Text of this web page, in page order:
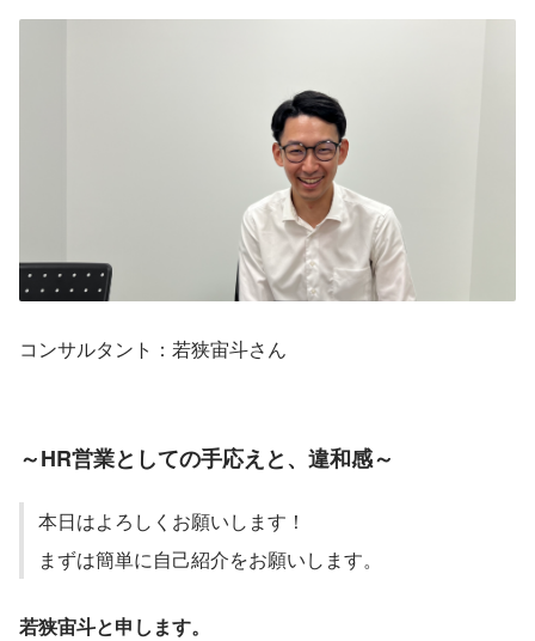
コンサルタント：若狭宙斗さん
～HR営業としての手応えと、違和感～
本日はよろしくお願いします！
まずは簡単に自己紹介をお願いします。
若狭宙斗と申します。